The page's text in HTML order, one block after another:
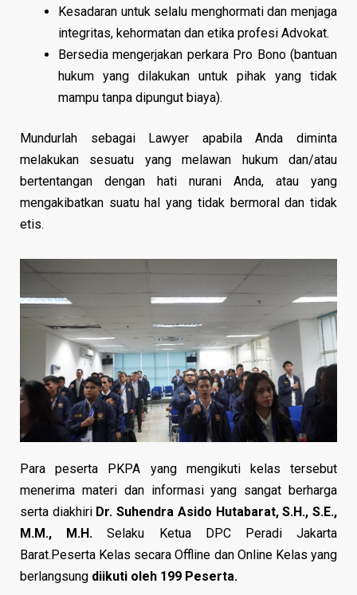
Kesadaran untuk selalu menghormati dan menjaga
integritas, kehormatan dan etika profesi Advokat.
Bersedia mengerjakan perkara Pro Bono (bantuan
hukum yang dilakukan untuk pihak yang tidak
mampu tanpa dipungut biaya).
Mundurlah sebagai Lawyer apabila Anda diminta
melakukan sesuatu yang melawan hukum dan/atau
bertentangan dengan hati nurani Anda, atau yang
mengakibatkan suatu hal yang tidak bermoral dan tidak
etis.
Para peserta PKPA yang mengikuti kelas tersebut
menerima materi dan informasi yang sangat berharga
serta diakhiri Dr. Suhendra Asido Hutabarat, S.H., S.E.,
M.M., M.H.Selaku Ketua DPC Peradi Jakarta
Barat.Peserta Kelas secara Offline dan Online Kelas yang
berlangsung diikuti oleh 199 Peserta.